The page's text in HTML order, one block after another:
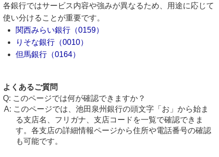
各銀行ではサービス内容や強みが異なるため、用途に応じて
使い分けることが重要です。
関西みらい銀行（0159）
りそな銀行（0010）
但馬銀行（0164）
よくあるご質問
このページでは何が確認できますか？
このページでは、池田泉州銀行の頭文字「お」から始ま
る支店名、フリガナ、支店コードを一覧で確認できま
す。各支店の詳細情報ページから住所や電話番号の確認
も可能です。